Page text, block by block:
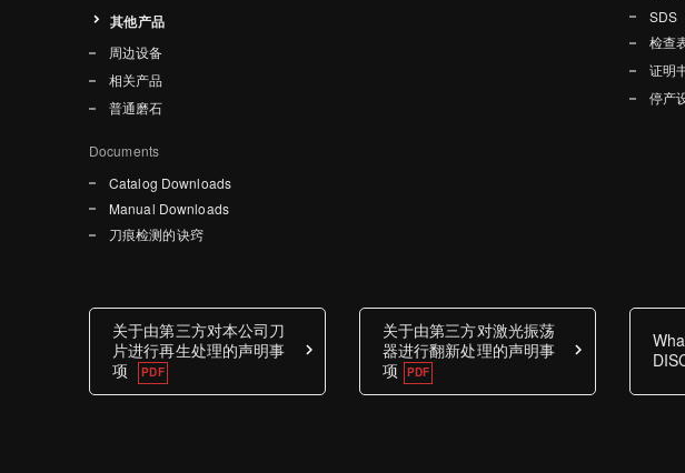
其他产品
周边设备
相关产品
普通磨石
Documents
Catalog Downloads
Manual Downloads
刀痕检测的诀窍
SDS
检查
证明
停产
关于由第三方对本公司刀
片进行再生处理的声明事
项
关于由第三方对激光振荡
器进行翻新处理的声明事
项